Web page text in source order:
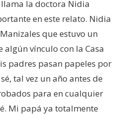
llama la doctora Nidia
en este relato. Nidia
que estuvo un
vínculo con la Casa
padres pasan papeles por
tal vez un año antes de
para en cualquier
Mi papá ya totalmente